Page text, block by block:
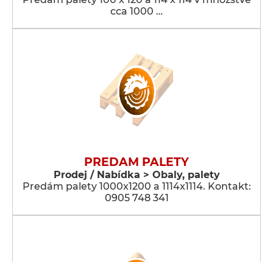
cca 1000 …
PREDAM PALETY
Prodej / Nabídka > Obaly, palety
Predám palety 1000x1200 a 1114x1114. Kontakt:
0905 748 341